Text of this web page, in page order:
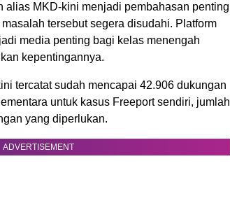
alias MKD-kini menjadi pembahasan penting
tersebut segera disudahi. Platform
media penting bagi kelas menengah
kepentingannya.
tercatat sudah mencapai 42.906 dukungan
untuk kasus Freeport sendiri, jumlah
yang diperlukan.
ADVERTISEMENT